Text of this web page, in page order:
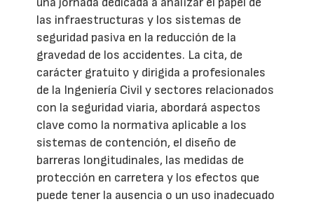
las infraestructuras y los sistemas de
seguridad pasiva en la reducción de la
gravedad de los accidentes. La cita, de
carácter gratuito y dirigida a profesionales
de la Ingeniería Civil y sectores relacionados
con la seguridad viaria, abordará aspectos
clave como la normativa aplicable a los
sistemas de contención, el diseño de
barreras longitudinales, las medidas de
protección en carretera y los efectos que
puede tener la ausencia o un uso inadecuado